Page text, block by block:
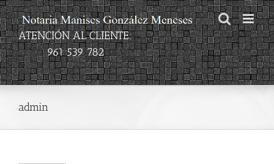
Saltar
al
contenido
ATENCIÓN AL CLIENTE:
961 539 782
admin